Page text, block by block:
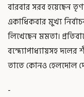
বারবার সরব হয়েছেন
একাধিকবার মুখ্য
লিখেছেন মমতা।
বন্দ্যোপাধ্যায়সহ দলের
তাতে কোনও হেলদোল
-